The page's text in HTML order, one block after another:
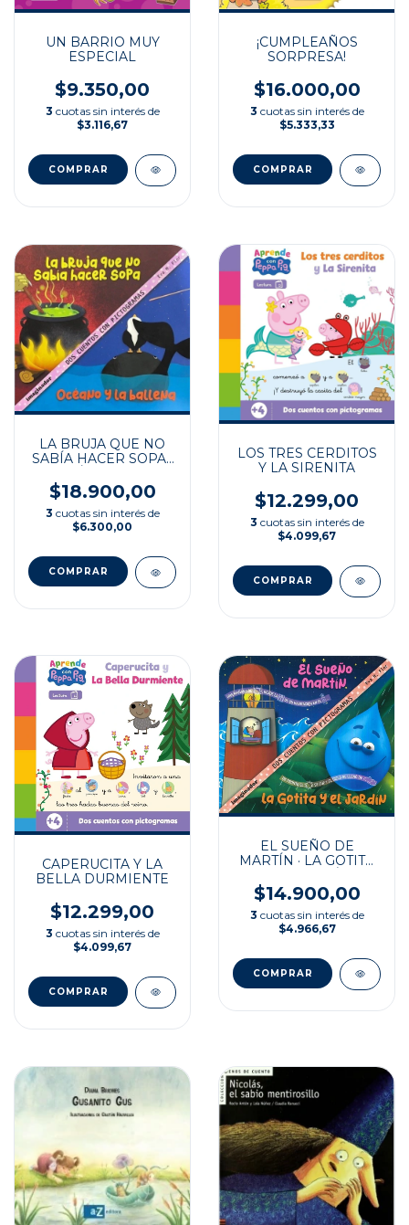
UN BARRIO MUY
ESPECIAL
$9.350,00
3 cuotas sin interés de
$3.116,67
¡CUMPLEAÑOS
SORPRESA!
$16.000,00
3 cuotas sin interés de
$5.333,33
LA BRUJA QUE NO
SABÍA HACER SOPA ·
BALLENA
$18.900,00
3 cuotas sin interés de
$6.300,00
LOS TRES CERDITOS
Y LA SIRENITA
$12.299,00
3 cuotas sin interés de
$4.099,67
CAPERUCITA Y LA
BELLA DURMIENTE
$12.299,00
3 cuotas sin interés de
$4.099,67
EL SUEÑO DE
MARTÍN · LA GOTITA
$14.900,00
3 cuotas sin interés de
$4.966,67